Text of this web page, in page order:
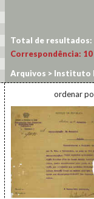
Total de resultados:
Correspondência: 10
Arquivos > Instituto
1917
ordenar